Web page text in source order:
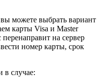
можете выбрать вариант
карты Visa и Master
на сервер
номер карты, срок
в случае: